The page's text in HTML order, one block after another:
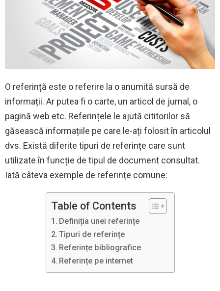
O referință este o referire la o anumită sursă de
informații. Ar putea fi o carte, un articol de jurnal, o
pagină web etc. Referințele le ajută cititorilor să
găsească informațiile pe care le-ați folosit în articolul
dvs. Există diferite tipuri de referințe care sunt
utilizate în funcție de tipul de document consultat.
Iată câteva exemple de referințe comune:
Table of Contents
Definiția unei referințe
Tipuri de referințe
Referințe bibliografice
Referințe pe internet